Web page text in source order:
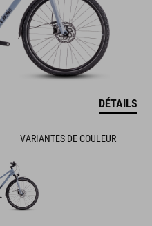
DÉTAILS
VARIANTES DE COULEUR